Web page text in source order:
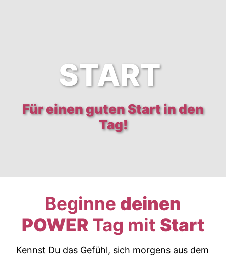
START
Für einen guten Start in den
Tag!
Beginne deinen
POWER Tag mit Start
Kennst Du das Gefühl, sich morgens aus dem